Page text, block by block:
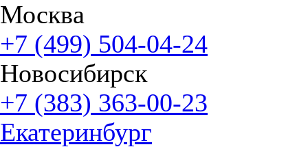
Москва
+7 (499) 504-04-24
Новосибирск
+7 (383) 363-00-23
Екатеринбург